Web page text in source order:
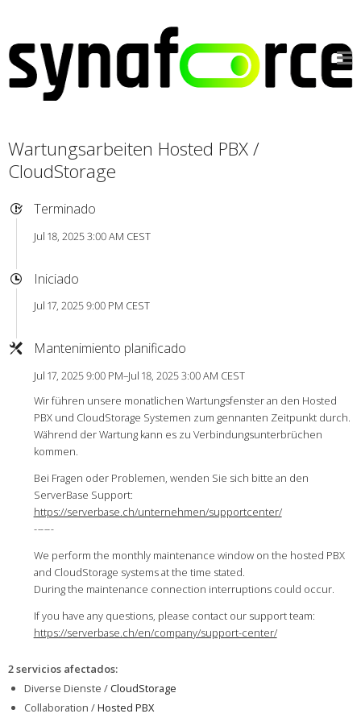
Wartungsarbeiten Hosted PBX /
CloudStorage
Terminado
Jul 18, 2025 3:00 AM CEST
Iniciado
Jul 17, 2025 9:00 PM CEST
Mantenimiento planificado
Jul 17, 2025 9:00 PM–Jul 18, 2025 3:00 AM CEST
Wir führen unsere monatlichen Wartungsfenster an den Hosted
PBX und CloudStorage Systemen zum gennanten Zeitpunkt durch.
Während der Wartung kann es zu Verbindungsunterbrüchen
kommen.
Bei Fragen oder Problemen, wenden Sie sich bitte an den
ServerBase Support:
https://serverbase.ch/unternehmen/supportcenter/
------
We perform the monthly maintenance window on the hosted PBX
and CloudStorage systems at the time stated.
During the maintenance connection interruptions could occur.
If you have any questions, please contact our support team:
https://serverbase.ch/en/company/support-center/
2 servicios afectados:
Diverse Dienste /CloudStorage
Collaboration /Hosted PBX